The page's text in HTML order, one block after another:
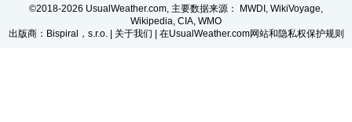
©2018-2026 UsualWeather.com, 主要数据来源： MWDI, WikiVoyage,
Wikipedia, CIA, WMO
出版商：Bispiral，s.r.o. | 关于我们 | 在UsualWeather.com网站和隐私权保护规则